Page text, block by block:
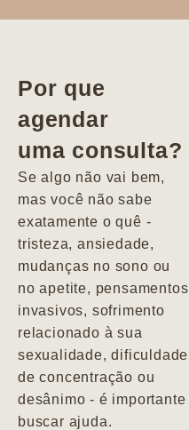
Por que
agendar
uma consulta?
Se algo não vai bem,
mas você não sabe
exatamente o quê -
tristeza, ansiedade,
mudanças no sono ou
no apetite, pensamentos
invasivos, sofrimento
relacionado à sua
sexualidade, dificuldade
de concentração ou
desânimo - é importante
buscar ajuda.